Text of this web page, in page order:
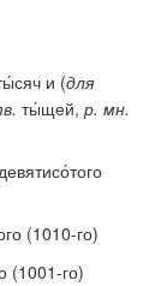
и (для
ты́щей, р. мн.
(1010-го)
(1001-го)